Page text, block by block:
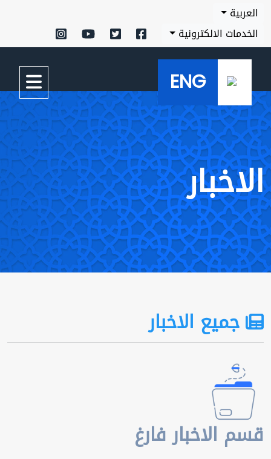
العربية
الخدمات الالكترونية
ENG
الاخبار
جميع الاخبار
قسم الاخبار فارغ